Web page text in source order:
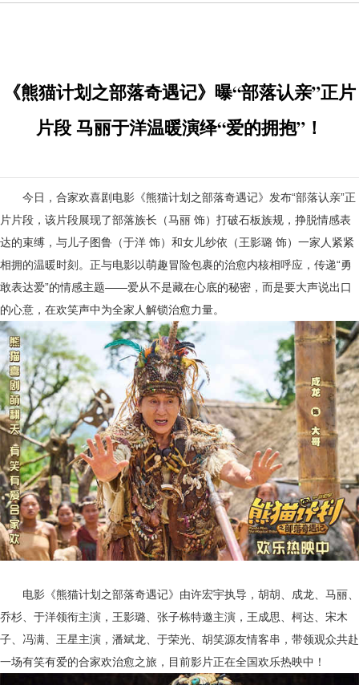
《熊猫计划之部落奇遇记》曝“部落认亲”正片
片段 马丽于洋温暖演绎“爱的拥抱”！
今日，合家欢喜剧电影《熊猫计划之部落奇遇记》发布“部落认亲”正
片片段，该片段展现了部落族长（马丽 饰）打破石板族规，挣脱情感表
达的束缚，与儿子图鲁（于洋 饰）和女儿纱依（王影璐 饰）一家人紧紧
相拥的温暖时刻。正与电影以萌趣冒险包裹的治愈内核相呼应，传递“勇
敢表达爱”的情感主题——爱从不是藏在心底的秘密，而是要大声说出口
的心意，在欢笑声中为全家人解锁治愈力量。
电影《熊猫计划之部落奇遇记》由许宏宇执导，胡胡、成龙、马丽、
乔杉、于洋领衔主演，王影璐、张子栋特邀主演，王成思、柯达、宋木
子、冯满、王星主演，潘斌龙、于荣光、胡笑源友情客串，带领观众共赴
一场有笑有爱的合家欢治愈之旅， 目前影片正在全国欢乐热映中！